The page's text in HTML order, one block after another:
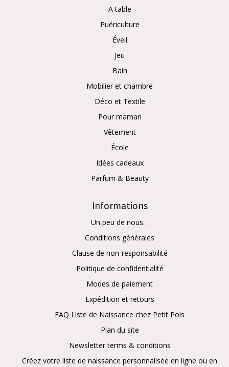
A table
Puériculture
Éveil
Jeu
Bain
Mobilier et chambre
Déco et Textile
Pour maman
Vêtement
École
Idées cadeaux
Parfum & Beauty
Informations
Un peu de nous…
Conditions générales
Clause de non-responsabilité
Politique de confidentialité
Modes de paiement
Expédition et retours
FAQ Liste de Naissance chez Petit Pois
Plan du site
Newsletter terms & conditions
Créez votre liste de naissance personnalisée en ligne ou en